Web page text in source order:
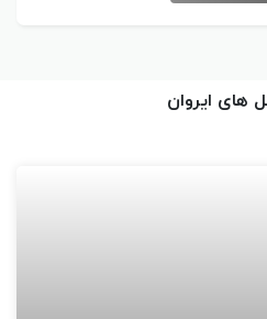
های ایروان